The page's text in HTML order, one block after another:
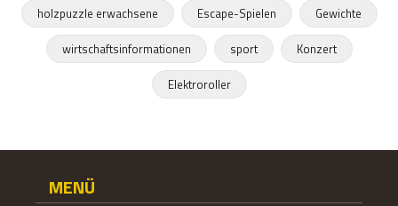
holzpuzzle erwachsene
Escape-Spielen
Gewichte
wirtschaftsinformationen
sport
Konzert
Elektroroller
MENÜ